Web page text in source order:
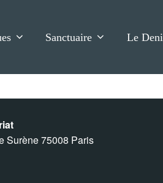
Sanctuaire Le
Surène 75008 Paris